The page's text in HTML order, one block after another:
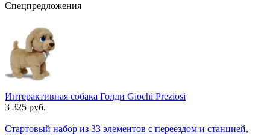
Спецпредложения
Интерактивная собака Голди Giochi Preziosi
3 325 руб.
Стартовый набор из 33 элементов с переездом и станцией,